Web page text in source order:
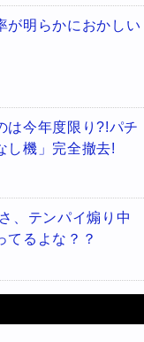
が明らかにおかしい
は今年度限り?!パチ
し機」完全撤去!
、テンパイ煽り中
てるよな？？